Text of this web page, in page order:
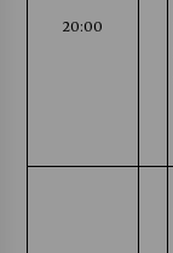
20:00